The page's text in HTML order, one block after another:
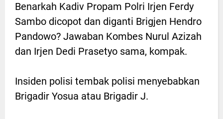
Benarkah Kadiv Propam Polri Irjen Ferdy
Sambo dicopot dan diganti Brigjen Hendro
Pandowo? Jawaban Kombes Nurul Azizah
dan Irjen Dedi Prasetyo sama, kompak.
Insiden polisi tembak polisi menyebabkan
Brigadir Yosua atau Brigadir J.